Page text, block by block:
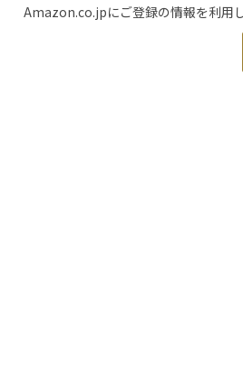
Amazon.co.jpにご登録の情報を利用